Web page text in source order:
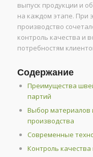
выпуск продукции и
на каждом этапе. При
производство
контроль качества и
потребностям
Содержание
Преимущества
партий
Выбор материалов
производства
Современные
Контроль